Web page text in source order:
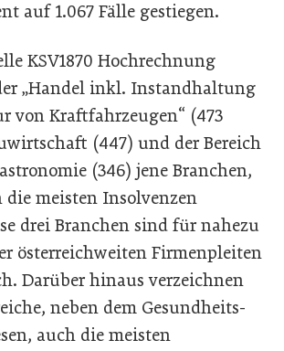
auf 1.067 Fälle gestiegen.
KSV1870 Hochrechnung
„Handel inkl. Instandhaltung
von Kraftfahrzeugen“ (473
(447) und der Bereich
(346) jene Branchen,
die meisten Insolvenzen
drei Branchen sind für nahezu
österreichweiten Firmenpleiten
Darüber hinaus verzeichnen
neben dem Gesundheits-
auch die meisten